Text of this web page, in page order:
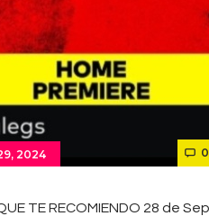
2024 0
TE RECOMIENDO 28 de